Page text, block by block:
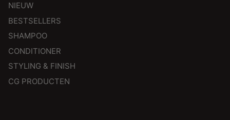
NIEUW
BESTSELLERS
SHAMPOO
CONDITIONER
STYLING & FINISH
CG PRODUCTEN